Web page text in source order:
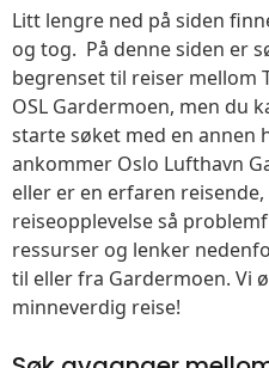
Litt lengre ned på siden
og tog. På denne siden er
begrenset til reiser mellom
OSL Gardermoen, men du
starte søket med en annen
ankommer Oslo Lufthavn
eller er en erfaren
reiseopplevelse så
ressurser og lenker
til eller fra Gardermoen. Vi
minneverdig reise!